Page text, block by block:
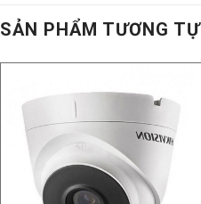
SẢN PHẨM TƯƠNG TỰ